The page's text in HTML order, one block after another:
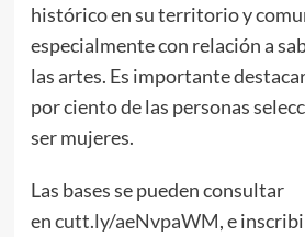
histórico en su territorio y
especialmente con relación a
las artes. Es importante
por ciento de las personas
ser mujeres.
Las bases se pueden consultar
encutt.ly/aeNvpaWM, e